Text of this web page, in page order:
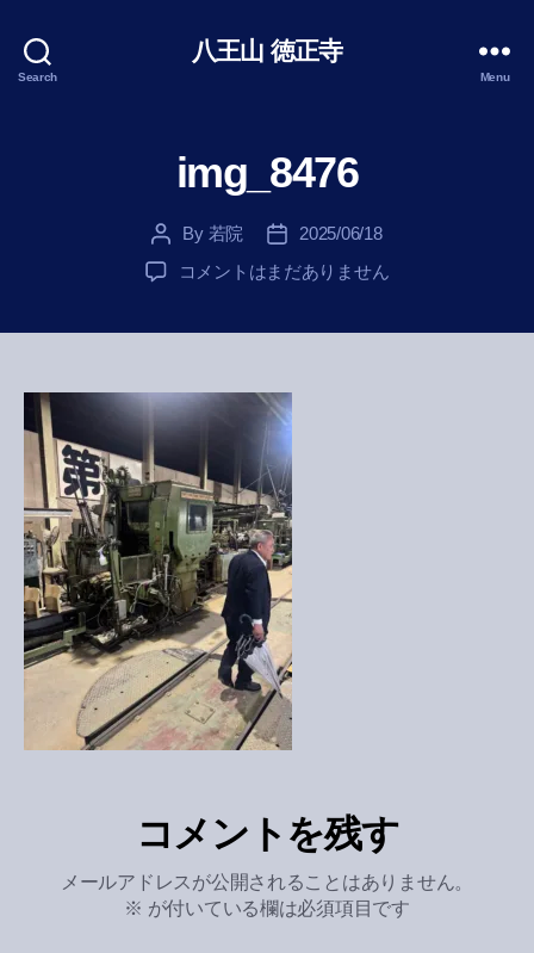
Search
八王山 徳正寺
Menu
img_8476
Post
author
By 若院
Post
date
2025/06/18
img_8476
コメントはまだありません
コメントを残す
メールアドレスが公開されることはありません。
※ が付いている欄は必須項目です